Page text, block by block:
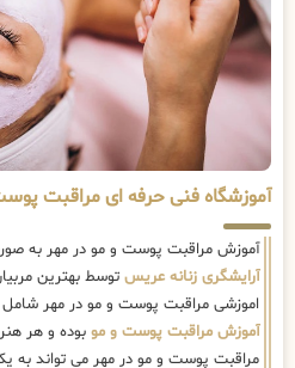
آموزشگاه فنی حرفه ای مراقبت
آموزش مراقبت پوست و مو در مهر به
آرایشگری زنانه عریس توسط بهترین
اموزشی مراقبت پوست و مو در مهر
آموزش مراقبت پوست و مو بوده و هر
مراقبت پوست و مو در مهر می تواند به